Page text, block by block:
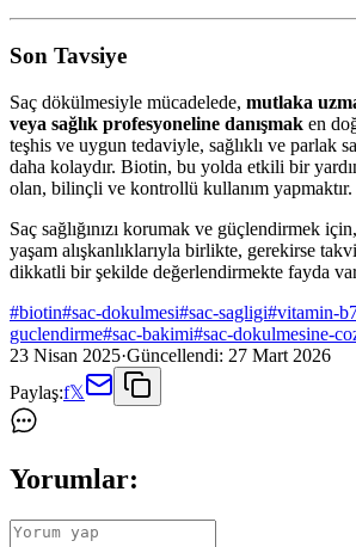
Son Tavsiye
Saç dökülmesiyle mücadelede, mutlaka
veya sağlık profesyoneline danışmak en
teşhis ve uygun tedaviyle, sağlıklı ve parlak
daha kolaydır. Biotin, bu yolda etkili bir
olan, bilinçli ve kontrollü kullanım yapmaktır.
Saç sağlığınızı korumak ve güçlendirmek
yaşam alışkanlıklarıyla birlikte, gerekirse
dikkatli bir şekilde değerlendirmekte fayda
#biotin#sac-dokulmesi#sac-sagligi#vitamin-
guclendirme#sac-bakimi#sac-dokulmesine-
23 Nisan 2025·Güncellendi: 27 Mart 2026
Paylaş:f𝕏
Yorumlar: